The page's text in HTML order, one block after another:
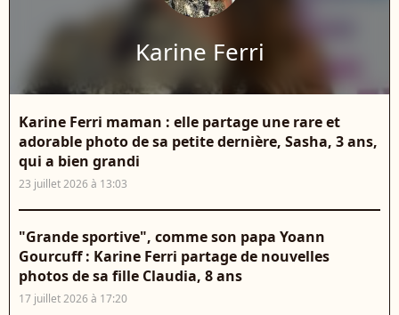
Karine Ferri
Karine Ferri maman : elle partage une rare et
adorable photo de sa petite dernière, Sasha, 3 ans,
qui a bien grandi
23 juillet 2026 à 13:03
"Grande sportive", comme son papa Yoann
Gourcuff : Karine Ferri partage de nouvelles
photos de sa fille Claudia, 8 ans
17 juillet 2026 à 17:20